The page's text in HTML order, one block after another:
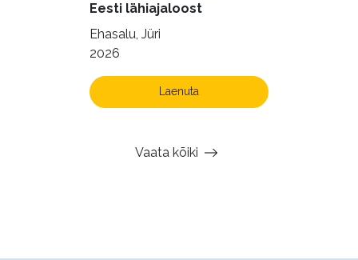
Eesti lähiajaloost
Ehasalu, Jüri
2026
Laenuta
Vaata kõiki